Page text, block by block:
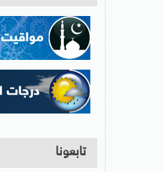
تابعونا